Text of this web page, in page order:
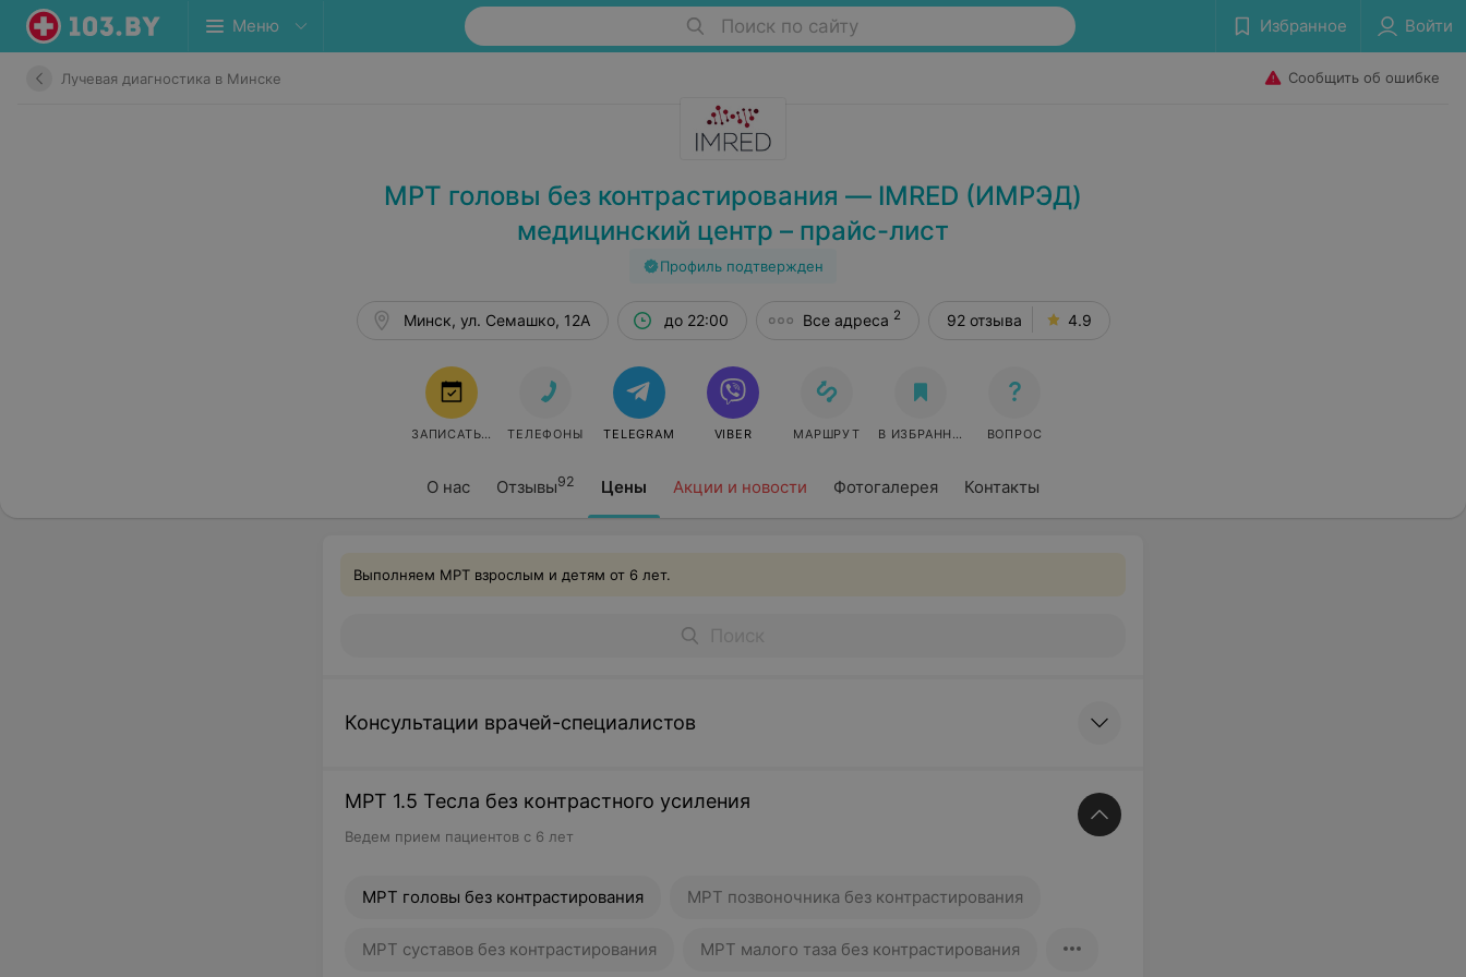
Меню Поиск по сайту Избранное Войти
Лучевая диагностика в Минске Сообщить об ошибке
МРТ головы без контрастирования — IMRED (ИМРЭД)
медицинский центр – прайс-лист
Профиль подтвержден
О нас Отзывы92 Цены Акции и новости Фотогалерея Контакты
Минск, ул. Семашко, 12А до 22:00 Все адреса 2 92 отзыва 4.9
ЗАПИСАТЬСЯ ТЕЛЕФОНЫ TELEGRAM VIBER МАРШРУТ В ИЗБРАННОЕ ВОПРОС
Выполняем МРТ взрослым и детям от 6 лет.
Консультации врачей-специалистов
МРТ 1.5 Тесла без контрастного усиления
Ведем прием пациентов с 6 лет
МРТ головы без контрастирования МРТ позвоночника без контрастирования
МРТ суставов без контрастирования МРТ малого таза без контрастирования